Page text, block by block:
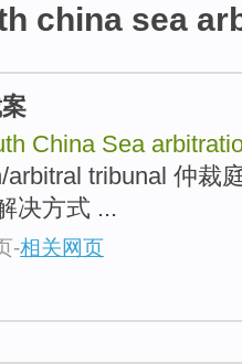
china sea
China Sea
arbitral tribunal 仲裁
决方式 ...
-相关网页